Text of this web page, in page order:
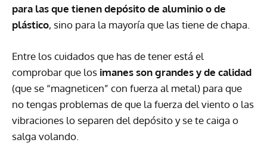
para las que tienen depósito de aluminio o de
plástico, sino para la mayoría que las tiene de chapa.
Entre los cuidados que has de tener está el
comprobar que los imanes son grandes y de calidad
(que se “magneticen” con fuerza al metal) para que
no tengas problemas de que la fuerza del viento o las
vibraciones lo separen del depósito y se te caiga o
salga volando.